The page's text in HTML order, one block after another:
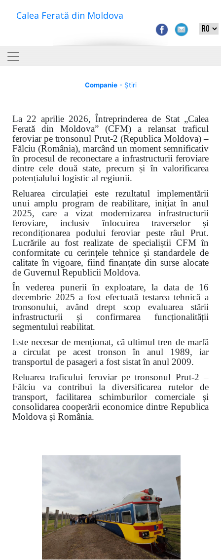
Calea Ferată din Moldova
Companie- Știri
La 22 aprilie 2026, Întreprinderea de Stat „Calea
Ferată din Moldova” (CFM) a relansat traficul
feroviar pe tronsonul Prut-2 (Republica Moldova) –
Fălciu (România), marcând un moment semnificativ
în procesul de reconectare a infrastructurii feroviare
dintre cele două state, precum și în valorificarea
potențialului logistic al regiunii.
Reluarea circulației este rezultatul implementării
unui amplu program de reabilitare, inițiat în anul
2025, care a vizat modernizarea infrastructurii
feroviare, inclusiv înlocuirea traverselor și
recondiționarea podului feroviar peste râul Prut.
Lucrările au fost realizate de specialiștii CFM în
conformitate cu cerințele tehnice și standardele de
calitate în vigoare, fiind finanțate din surse alocate
de Guvernul Republicii Moldova.
În vederea punerii în exploatare, la data de 16
decembrie 2025 a fost efectuată testarea tehnică a
tronsonului, având drept scop evaluarea stării
infrastructurii și confirmarea funcționalității
segmentului reabilitat.
Este necesar de menționat, că ultimul tren de marfă
a circulat pe acest tronson în anul 1989, iar
transportul de pasageri a fost sistat în anul 2009.
Reluarea traficului feroviar pe tronsonul Prut-2 –
Fălciu va contribui la diversificarea rutelor de
transport, facilitarea schimburilor comerciale și
consolidarea cooperării economice dintre Republica
Moldova și România.